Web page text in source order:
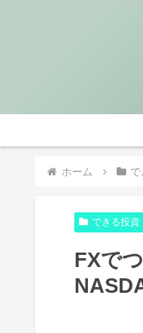
ホーム で
できる投資
FXで